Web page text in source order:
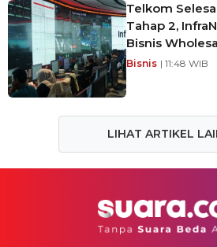
Telkom
Tahap 2,
Bisnis
Bisnis | 11:48 WIB
LIHAT ARTIKEL